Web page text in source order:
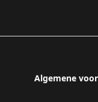
Algemene